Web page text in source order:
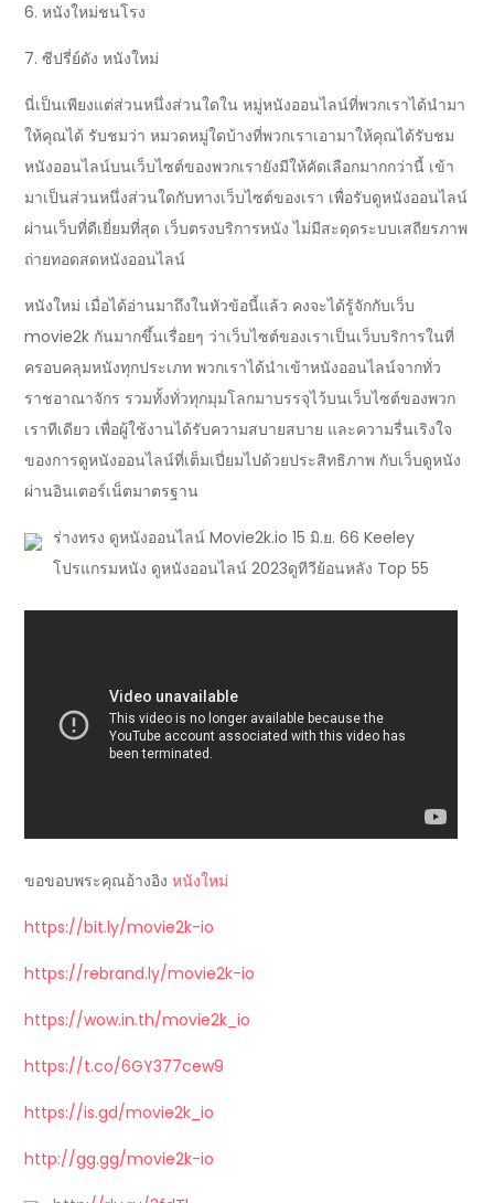
6. หนังใหม่ชนโรง
7. ซีปรี่ย์ดัง หนังใหม่
นี่เป็นเพียงแต่ส่วนหนึ่งส่วนใดใน หมู่หนังออนไลน์ที่พวกเราได้นำมา
ให้คุณได้ รับชมว่า หมวดหมู่ใดบ้างที่พวกเราเอามาให้คุณได้รับชม
หนังออนไลน์บนเว็บไซต์ของพวกเรายังมีให้คัดเลือกมากกว่านี้ เข้า
มาเป็นส่วนหนึ่งส่วนใดกับทางเว็บไซต์ของเรา เพื่อรับดูหนังออนไลน์
ผ่านเว็บที่ดีเยี่ยมที่สุด เว็บตรงบริการหนัง ไม่มีสะดุดระบบเสถียรภาพ
ถ่ายทอดสดหนังออนไลน์
หนังใหม่ เมื่อได้อ่านมาถึงในหัวข้อนี้แล้ว คงจะได้รู้จักกับเว็บ
movie2k กันมากขึ้นเรื่อยๆ ว่าเว็บไซต์ของเราเป็นเว็บบริการในที่
ครอบคลุมหนังทุกประเภท พวกเราได้นำเข้าหนังออนไลน์จากทั่ว
ราชอาณาจักร รวมทั้งทั่วทุกมุมโลกมาบรรจุไว้บนเว็บไซต์ของพวก
เราทีเดียว เพื่อผู้ใช้งานได้รับความสบายสบาย และความรื่นเริงใจ
ของการดูหนังออนไลน์ที่เต็มเปี่ยมไปด้วยประสิทธิภาพ กับเว็บดูหนัง
ผ่านอินเตอร์เน็ตมาตรฐาน
ร่างทรง ดูหนังออนไลน์ Movie2k.io 15 มิ.ย. 66 Keeley
โปรแกรมหนัง ดูหนังออนไลน์ 2023ดูทีวีย้อนหลัง Top 55
ขอขอบพระคุณอ้างอิงหนังใหม่
https://bit.ly/movie2k-io
https://rebrand.ly/movie2k-io
https://wow.in.th/movie2k_io
https://t.co/6GY377cew9
https://is.gd/movie2k_io
http://gg.gg/movie2k-io